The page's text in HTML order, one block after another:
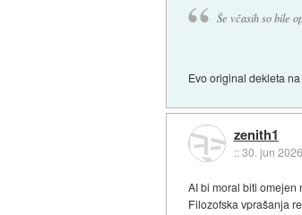
Še včasih so bile
Evo original dekleta
zenith1
::30. jun
AI bi moral biti omejen
Filozofska vprašanja